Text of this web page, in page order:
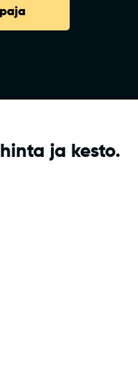
ja kesto.